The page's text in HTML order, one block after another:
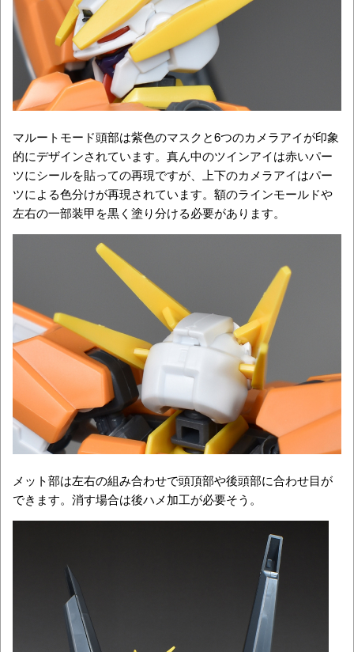
マルートモード頭部は紫色のマスクと6つのカメラアイが印象
的にデザインされています。真ん中のツインアイは赤いパー
ツにシールを貼っての再現ですが、上下のカメラアイはパー
ツによる色分けが再現されています。額のラインモールドや
左右の一部装甲を黒く塗り分ける必要があります。
メット部は左右の組み合わせで頭頂部や後頭部に合わせ目が
できます。消す場合は後ハメ加工が必要そう。